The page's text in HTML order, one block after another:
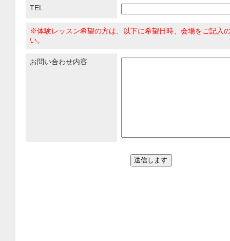
TEL
※体験レッスン希望の方は、以下に希望日時、会場をご記入
い。
お問い合わせ内容